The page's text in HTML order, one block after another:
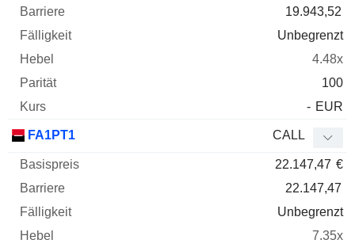
19.943,52
Unbegrenzt
4.48x
100
- EUR
FA1PT1 CALL
22.147,47 €
22.147,47
Unbegrenzt
7.35x